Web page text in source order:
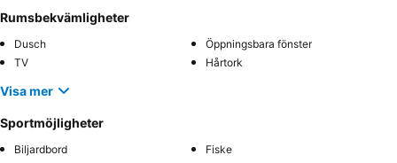
Rumsbekvämligheter
Dusch
Öppningsbara fönster
TV
Hårtork
Visa mer
Sportmöjligheter
Biljardbord Fiske